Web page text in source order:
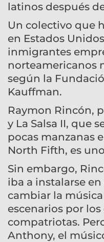
latinos después
Un colectivo que
en Estados
inmigrantes
norteamericanos
según la
Kauffman.
Raymon Rincón,
y La Salsa II, que
pocas manzanas
North Fifth, es
Sin embargo,
iba a instalarse
cambiar la
escenarios por
compatriotas.
Anthony, el